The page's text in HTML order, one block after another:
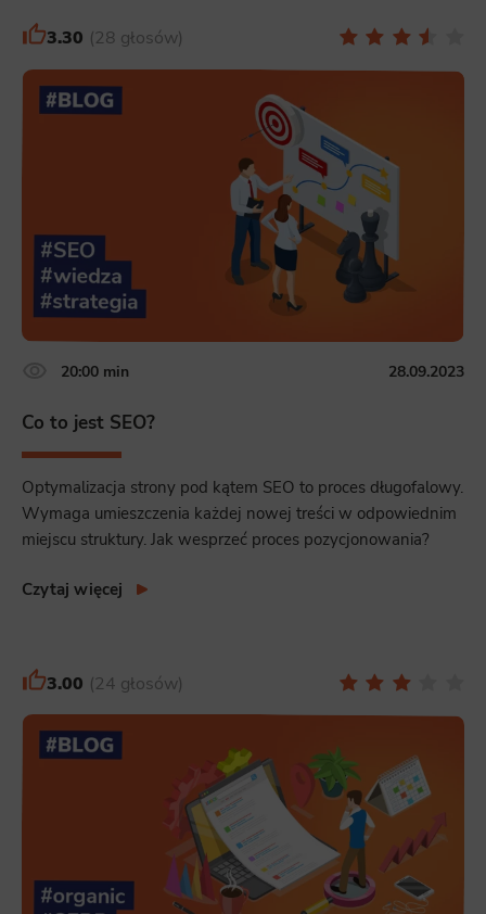
3.30 28 głosów
20:00 min 28.09.2023
Co to jest SEO?
Optymalizacja strony pod kątem SEO to proces długofalowy.
Wymaga umieszczenia każdej nowej treści w odpowiednim
miejscu struktury. Jak wesprzeć proces pozycjonowania?
Czytaj więcej
3.00 24 głosów